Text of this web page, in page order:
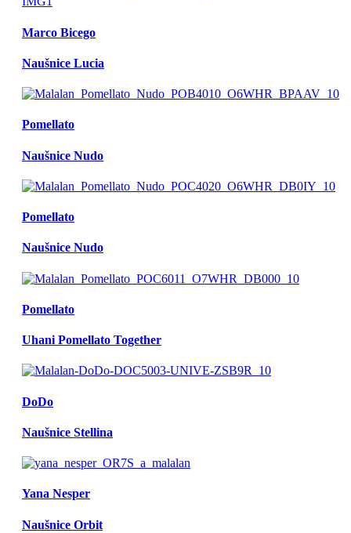
Marco Bicego
Naušnice Lucia
Pomellato
Naušnice Nudo
Pomellato
Naušnice Nudo
Pomellato
Uhani Pomellato Together
DoDo
Naušnice Stellina
Yana Nesper
Naušnice Orbit